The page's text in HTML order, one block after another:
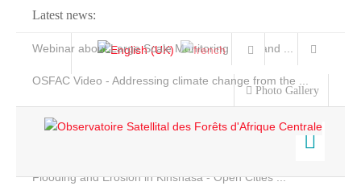
Latest news:
Webinar about Large Scale Monitoring and Land ...
OSFAC Video - Addressing climate change from the ...
Flooding and Erosion in Kinshasa - Open Cities ...
Photo Gallery
Home